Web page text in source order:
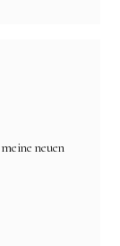
neuen